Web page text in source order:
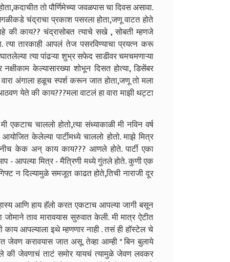
तो पौर्णिमेच्या जवळपास चा दिवस असावा.
चंद्राचा प्रकाश पसरला होता,जणू वाटत होते
की काय?? चंद्रासोबत त्याचे सखे , सोबती म्हणजे
तारकाही आपलं तेज पसरविण्याचा प्रयत्न करू
त्या पांढऱ्या शुभ्र सफेद साडीवर चमचमणाऱ्या
केल्यासारख्या शोभून दिसत होत्या, डिसेंबर
अंगाला हळूच स्पर्श करून जात होता,जणू तो मला
येते की काय???मला वाटलं हा वारा माझी थट्टा
एकटाच चाललो होतो,त्या संध्याकाळी मी नविन वर्ष
आयोजित केलेल्या पार्टीमध्ये चाललो होतो. माझे मित्र
केक अन् काय काय??? आणले होते. पार्टी एका
- आपल्या मित्र - मैत्रिणी मध्ये गुंतले होते. कुणी एक
न दिल्यामुळे समजूत काढत होते,तिची नाराजी दूर
आणि हाय हॅलो करत एकटाच आपल्या जागी बसून
जोमाने ताव मारावयास सुरुवात केली. मी मात्र ऐटीत
काय आपल्याला इथे म्हणणार नाही . तसं ही हॉस्टेल चे
जेवण करावयास जात असू. तेव्हा आम्ही " बिन बुलाये
की जेवणाचं ताटं समोर यायचं त्यामुळे जेवण लवकर